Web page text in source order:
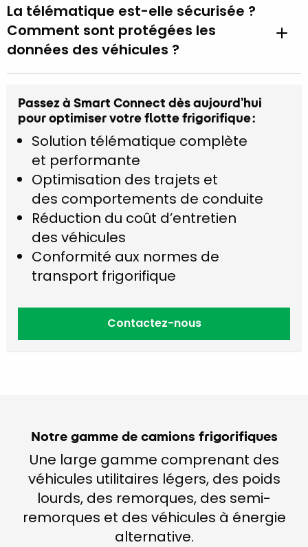
La télématique est-elle sécurisée ?
Comment sont protégées les
données des véhicules ?
Passez à Smart Connect dès aujourd’hui
pour optimiser votre flotte frigorifique :
Solution télématique complète
et performante
Optimisation des trajets et
des comportements de conduite
Réduction du coût d’entretien
des véhicules
Conformité aux normes de
transport frigorifique
Contactez-nous
Notre gamme de camions frigorifiques
Une large gamme comprenant des
véhicules utilitaires légers, des poids
lourds, des remorques, des semi-
remorques et des véhicules à énergie
alternative.